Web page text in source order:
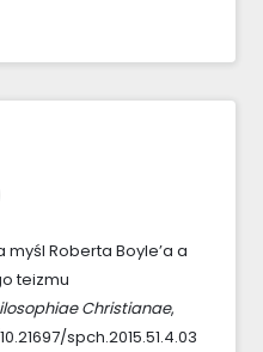
myśl Roberta Boyle’a a
teizmu
Christianae,
spch.2015.51.4.03